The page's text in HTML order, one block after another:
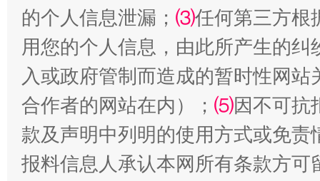
“刷贴”乱象丛生
生
的个人信息泄漏； ⑶任何第三方根
用您的个人信息，由此所产生的纠
入或政府管制而造成的暂时性网
合作者的网站在内）； ⑸因不可抗
款及声明中列明的使用方式或免责
报料信息人承认本网所有条款方